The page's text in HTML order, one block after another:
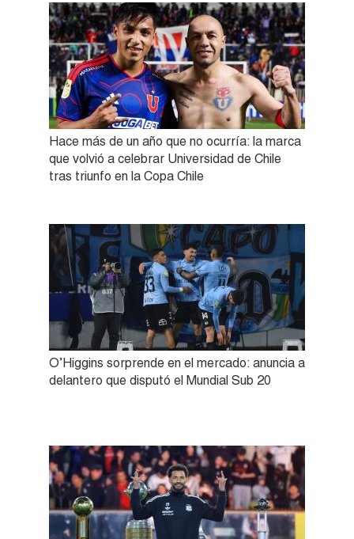
Hace más de un año que no ocurría: la marca
que volvió a celebrar Universidad de Chile
tras triunfo en la Copa Chile
O’Higgins sorprende en el mercado: anuncia a
delantero que disputó el Mundial Sub 20